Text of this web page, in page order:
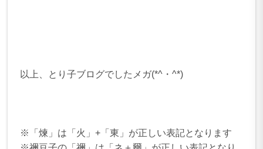
以上、とり子ブログでしたメガ(*^・^*)
※「煉」は「火」+「東」が正しい表記となります